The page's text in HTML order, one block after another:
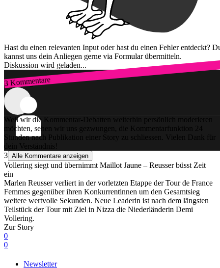
Hast du einen relevanten Input oder hast du einen Fehler entdeckt?
kannst uns dein Anliegen gerne via Formular übermitteln.
Diskussion wird geladen...
3 Kommentare
Zum Login
Weil wir die Kommentar-Debatten weiterhin persönlich moderieren
möchten, sehen wir uns gezwungen, die Kommentarfunktion 24
Stunden nach Publikation einer Story zu schliessen. Vielen Dank für
dein Verständnis!
3 Alle Kommentare anzeigen
Vollering siegt und übernimmt Maillot Jaune – Reusser büsst Zeit
ein
Marlen Reusser verliert in der vorletzten Etappe der Tour de France
Femmes gegenüber ihren Konkurrentinnen um den Gesamtsieg
weitere wertvolle Sekunden. Neue Leaderin ist nach dem längsten
Teilstück der Tour mit Ziel in Nizza die Niederländerin Demi
Vollering.
Zur Story
0
0
Newsletter